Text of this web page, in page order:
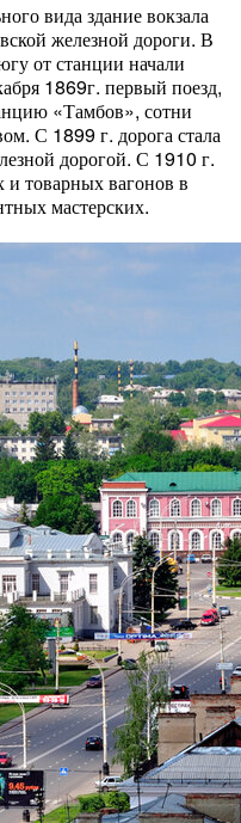
вида здание вокзала
железной дороги. В
от станции начали
1869г. первый поезд,
«Тамбов», сотни
С 1899 г. дорога стала
дорогой. С 1910 г.
и товарных вагонов в
мастерских.